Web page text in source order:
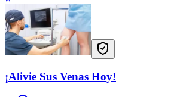
¡Alivie Sus Venas Hoy!